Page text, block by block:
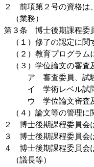
２ 前項第２号の資格は
（業務）
第３条 博士後期課程委
（１）修了の認定に関
（２）教育プログラム
（３）学位論文の審
ア 審査委員、試
イ 学術レベル試
ウ 学位論文審査
（４）論文等の管理に
２ 博士後期課程委員会
３ 博士後期課程委員会
４ 博士後期課程委員会
（議長等）